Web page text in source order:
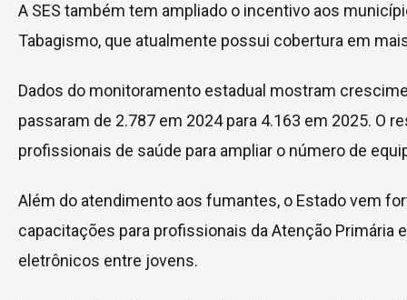
A SES também tem ampliado o incentivo aos
Tabagismo, que atualmente possui cobertura em
Dados do monitoramento estadual mostram
passaram de 2.787 em 2024 para 4.163 em 2025. O
profissionais de saúde para ampliar o número de
Além do atendimento aos fumantes, o Estado vem
capacitações para profissionais da Atenção Primária
eletrônicos entre jovens.